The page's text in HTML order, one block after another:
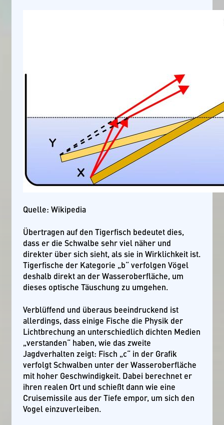
Quelle: Wikipedia
Übertragen auf den Tigerfisch bedeutet dies,
dass er die Schwalbe sehr viel näher und
direkter über sich sieht, als sie in Wirklichkeit ist.
Tigerfische der Kategorie „b“ verfolgen Vögel
deshalb direkt an der Wasseroberfläche, um
dieses optische Täuschung zu umgehen.
Verblüffend und überaus beeindruckend ist
allerdings, dass einige Fische die Physik der
Lichtbrechung an unterschiedlich dichten Medien
„verstanden“ haben, wie das zweite
Jagdverhalten zeigt: Fisch „c“ in der Grafik
verfolgt Schwalben unter der Wasseroberfläche
mit hoher Geschwindigkeit. Dabei berechnet er
ihren realen Ort und schießt dann wie eine
Cruisemissile aus der Tiefe empor, um sich den
Vogel einzuverleiben.